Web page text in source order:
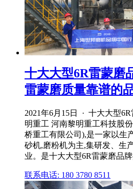
十大大型6R雷蒙磨
雷蒙磨质量靠谱的
2021年6月15日 · 十大大型
明重工 河南黎明重工科技股
桥重工有限公司),是一家以生
砂机,磨粉机为主,集研发、生
业。是十大大型6R雷蒙磨品
联系电话: 180 3780 8511